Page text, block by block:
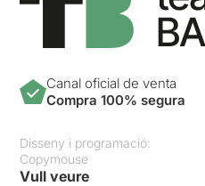
Canal oficial de venta
Compra 100% segura
Disseny i programació:
Copymouse
Vull veure